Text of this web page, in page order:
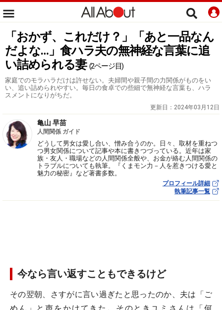
「おかず、これだけ？」「あと一品なん
だよな…」食ハラ夫の無神経な言葉に追
い詰められる妻 (2ページ目)
家庭でのモラハラだけは許せない。夫婦間や親子間の力関係がものをい
い、追い詰められやすい。毎日の食卓での些細で無神経な言葉も、ハラ
スメントになりがちだ。
更新日： 2024年03月12日
亀山 早苗
人間関係 ガイド
どうして男女は愛し合い、憎み合うのか。日々、取材を重ねつ
つ男女関係について記事や本に書きつづっている。近年は家
族・友人・職場などの人間関係全般や、お金が絡む人間関係の
トラブルについても執筆。『くまモン力－人を惹きつける愛と
魅力の秘密』など著書多数。
プロフィール詳細
執筆記事一覧
今なら言い返すこともできるけど
その翌朝、さすがに言い過ぎたと思ったのか、夫は「ご